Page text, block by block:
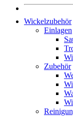
Wickelzubehör
Einlagen
Zubehör